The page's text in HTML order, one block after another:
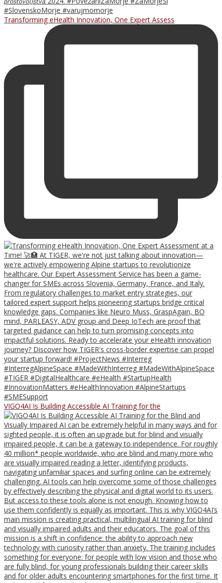
Transforming eHealth Innovation, One Expert Assess
VIGO4AI Is Building Accessible AI Training for the